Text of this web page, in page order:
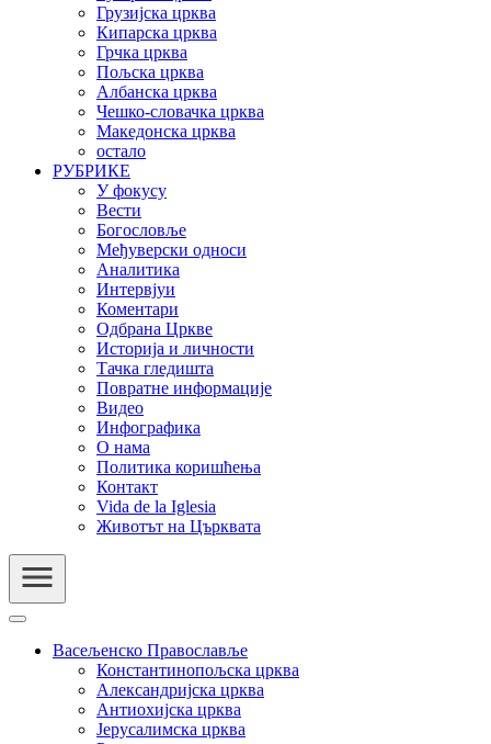
Грузијска црква
Кипарска црква
Грчка црква
Пољска црква
Албанска црква
Чешко-словачка црква
Македонска црква
остало
РУБРИКЕ
У фокусу
Вести
Богословље
Међуверски односи
Аналитика
Интервјуи
Коментари
Одбрана Цркве
Историја и личности
Тачка гледишта
Повратне информације
Видео
Инфографика
О нама
Политика коришћења
Контакт
Vida de la Iglesia
Животът на Църквата
Васељенско Православље
Константинопољска црква
Александријска црква
Антиохијска црква
Јерусалимска црква